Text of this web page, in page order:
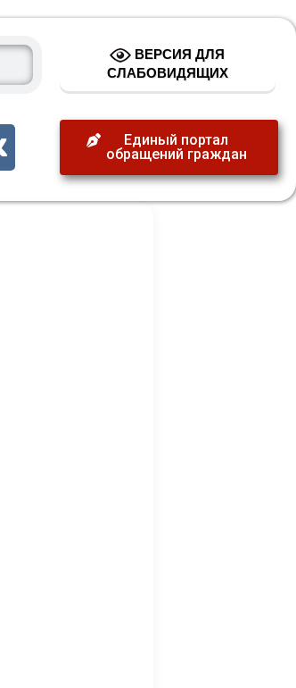
ВЕРСИЯ ДЛЯ
СЛАБОВИДЯЩИХ
Единый портал
обращений граждан